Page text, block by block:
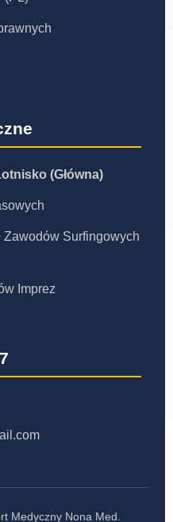
(Główna)
Surfingowych
Imprez
Medyczny Nona Med.